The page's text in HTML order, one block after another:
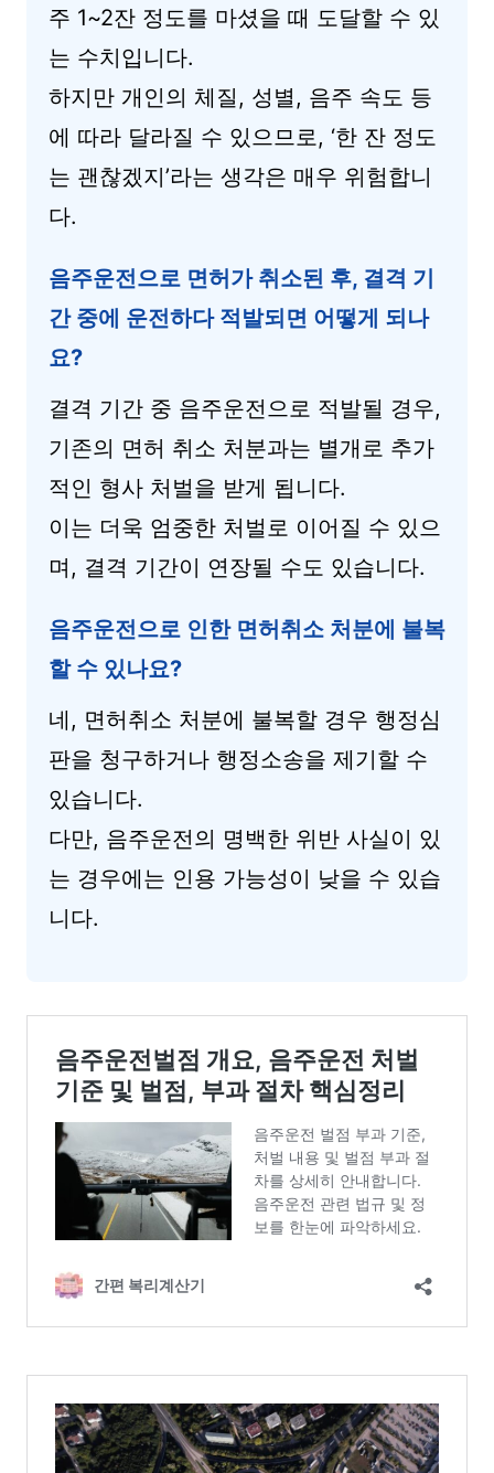
주 1~2잔 정도를 마셨을 때 도달할 수 있
는 수치입니다.
하지만 개인의 체질, 성별, 음주 속도 등
에 따라 달라질 수 있으므로, ‘한 잔 정도
는 괜찮겠지’라는 생각은 매우 위험합니
다.
음주운전으로 면허가 취소된 후, 결격 기
간 중에 운전하다 적발되면 어떻게 되나
요?
결격 기간 중 음주운전으로 적발될 경우,
기존의 면허 취소 처분과는 별개로 추가
적인 형사 처벌을 받게 됩니다.
이는 더욱 엄중한 처벌로 이어질 수 있으
며, 결격 기간이 연장될 수도 있습니다.
음주운전으로 인한 면허취소 처분에 불복
할 수 있나요?
네, 면허취소 처분에 불복할 경우 행정심
판을 청구하거나 행정소송을 제기할 수
있습니다.
다만, 음주운전의 명백한 위반 사실이 있
는 경우에는 인용 가능성이 낮을 수 있습
니다.